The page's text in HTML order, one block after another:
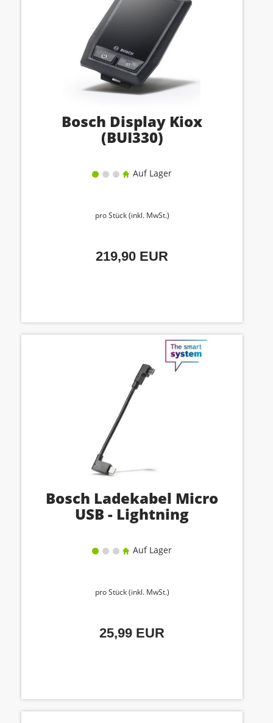
Bosch Display Kiox
(BUI330)
Auf Lager
pro Stück (inkl. MwSt.)
219,90 EUR
Bosch Ladekabel Micro
USB - Lightning
Auf Lager
pro Stück (inkl. MwSt.)
25,99 EUR